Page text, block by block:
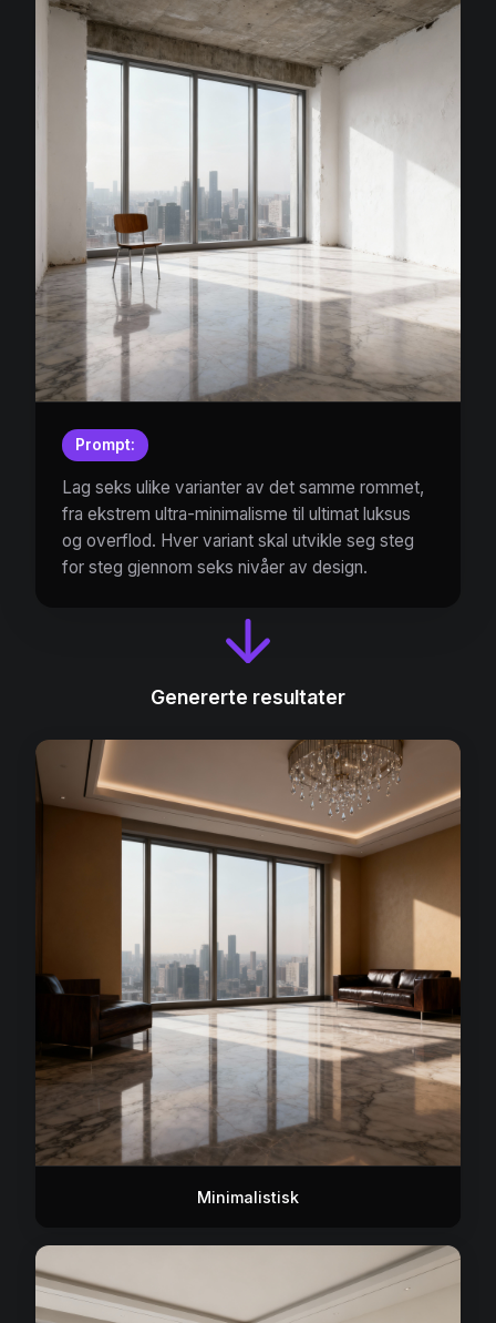
Prompt:
Lag seks ulike varianter av det samme rommet,
fra ekstrem ultra-minimalisme til ultimat luksus
og overflod. Hver variant skal utvikle seg steg
for steg gjennom seks nivåer av design.
Genererte resultater
Minimalistisk